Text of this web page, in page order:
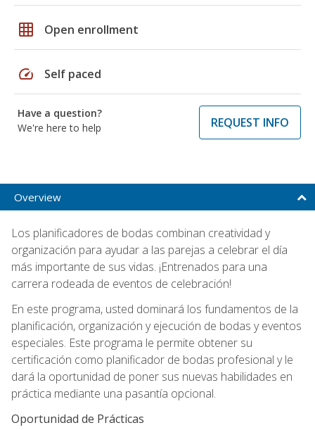
grid_on Open enrollment
speed Self paced
Have a question?
We're here to help
REQUEST INFO
Overview
Los planificadores de bodas combinan creatividad y
organización para ayudar a las parejas a celebrar el día
más importante de sus vidas. ¡Entrenados para una
carrera rodeada de eventos de celebración!
En este programa, usted dominará los fundamentos de la
planificación, organización y ejecución de bodas y eventos
especiales. Este programa le permite obtener su
certificación como planificador de bodas profesional y le
dará la oportunidad de poner sus nuevas habilidades en
práctica mediante una pasantía opcional.
Oportunidad de Prácticas